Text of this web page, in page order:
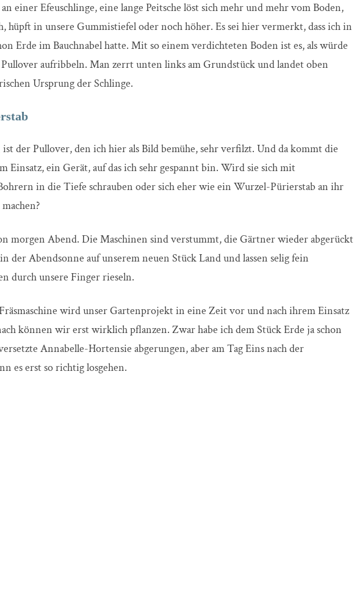
einer Efeuschlinge, eine lange Peitsche löst sich mehr und mehr vom Boden,
hüpft in unsere Gummistiefel oder noch höher. Es sei hier vermerkt, dass ich in
Erde im Bauchnabel hatte. Mit so einem verdichteten Boden ist es, als würde
aufribbeln. Man zerrt unten links am Grundstück und landet oben
Ursprung der Schlinge.
der Pullover, den ich hier als Bild bemühe, sehr verfilzt. Und da kommt die
Einsatz, ein Gerät, auf das ich sehr gespannt bin. Wird sie sich mit
in die Tiefe schrauben oder sich eher wie ein Wurzel-Pürierstab an ihr
morgen Abend. Die Maschinen sind verstummt, die Gärtner wieder abgerückt
der Abendsonne auf unserem neuen Stück Land und lassen selig fein
durch unsere Finger rieseln.
wird unser Gartenprojekt in eine Zeit vor und nach ihrem Einsatz
können wir erst wirklich pflanzen. Zwar habe ich dem Stück Erde ja schon
Annabelle-Hortensie abgerungen, aber am Tag Eins nach der
es erst so richtig losgehen.